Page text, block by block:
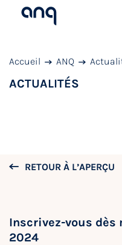
Accueil ANQ
ACTUALITÉS
RETOUR À L’APERÇU
Inscrivez-vous dès
2024